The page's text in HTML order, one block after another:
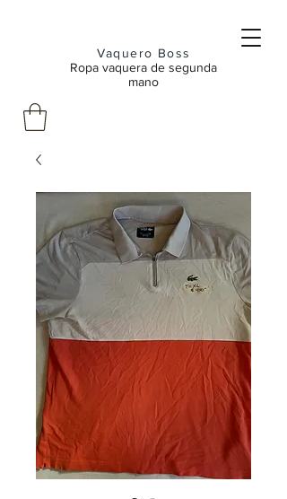
Vaquero Boss
Ropa vaquera de segunda
mano